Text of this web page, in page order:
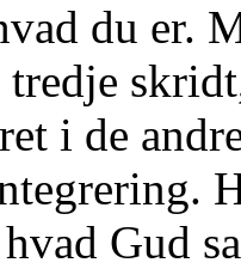
du er.
i de
Gud